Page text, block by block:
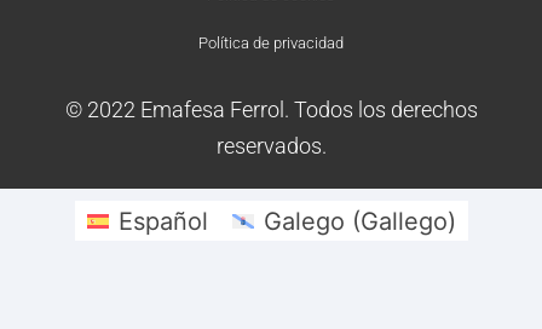
Política de privacidad
© 2022 Emafesa Ferrol. Todos los derechos
reservados.
Español Galego (Gallego)